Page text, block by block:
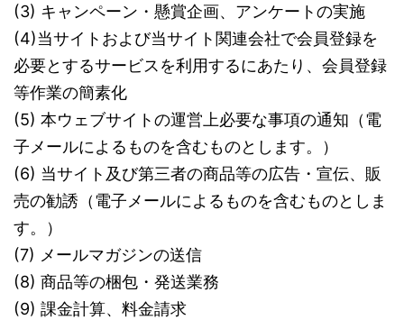
(3) キャンペーン・懸賞企画、アンケートの実施
(4)当サイトおよび当サイト関連会社で会員登録を
必要とするサービスを利用するにあたり、会員登録
等作業の簡素化
(5) 本ウェブサイトの運営上必要な事項の通知（電
子メールによるものを含むものとします。）
(6) 当サイト及び第三者の商品等の広告・宣伝、販
売の勧誘（電子メールによるものを含むものとしま
す。）
(7) メールマガジンの送信
(8) 商品等の梱包・発送業務
(9) 課金計算、料金請求